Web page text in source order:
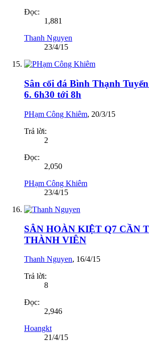
Đọc:
1,881
Thanh Nguyen
23/4/15
Sân cối đá Bình Thạnh
6. 6h30 tới 8h
PHạm Công Khiêm, 20/3/15
Trả lời:
2
Đọc:
2,050
PHạm Công Khiêm
23/4/15
SÂN HOÀN KIỆT Q7 CẦN
THÀNH VIÊN
Thanh Nguyen, 16/4/15
Trả lời:
8
Đọc:
2,946
Hoangkt
21/4/15